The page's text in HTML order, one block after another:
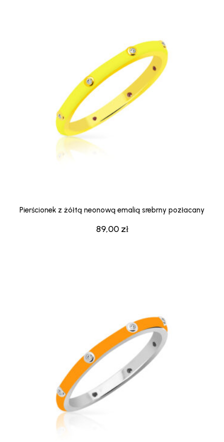
89,00 zł
Pierścionek z żółtą neonową emalią srebrny pozłacany